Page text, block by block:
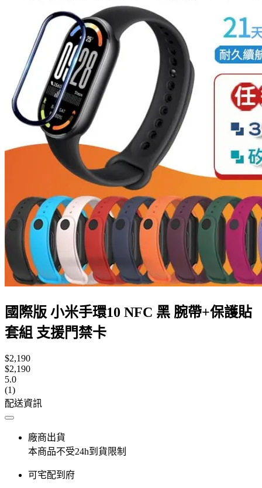
國際版 小米手環10 NFC 黑 腕帶+保護貼
套組 支援門禁卡
$2,190
$2,190
5.0
(1)
配送資訊
廠商出貨
本商品不受24h到貨限制
可宅配到府